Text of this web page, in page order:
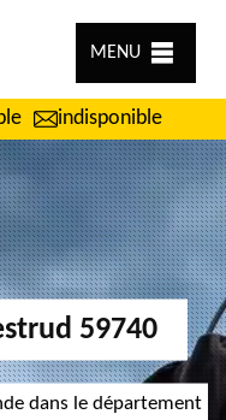
MENU
indisponible
59740
dans le département